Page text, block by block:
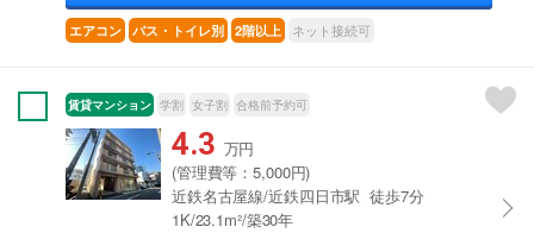
エアコン バス・トイレ別 2階以上 ネット接続可
賃貸マンション 学割 女子割 合格前予約可
4.3 万円
(管理費等：5,000円)
近鉄名古屋線/近鉄四日市駅 徒歩7分
1K/23.1m²/築30年